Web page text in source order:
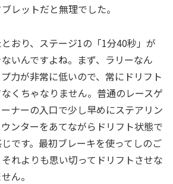
レットだと無理でした。
おり、ステージ1の「1分40秒」が
いんですよね。まず、ラリーなん
力が非常に低いので、常にドリフト
くちゃなりません。普通のレースゲ
ナーの入口で少し早めにステアリン
ンターをあてながらドリフト状態で
です。最初ブレーキを使ってしのご
れよりも思い切ってドリフトさせな
ん。